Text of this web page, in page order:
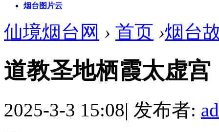
烟台图片云
仙境烟台网 › 首页 ›烟台
道教圣地栖霞太虚宫
2025-3-3 15:08| 发布者: